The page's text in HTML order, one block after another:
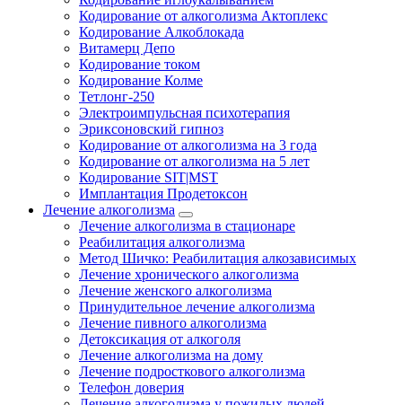
Кодирование от алкоголизма Актоплекс
Кодирование Алкоблокада
Витамерц Депо
Кодирование током
Кодирование Колме
Тетлонг-250
Электроимпульсная психотерапия
Эриксоновский гипноз
Кодирование от алкоголизма на 3 года
Кодирование от алкоголизма на 5 лет
Кодирование SIT|MST
Имплантация Продетоксон
Лечение алкоголизма
Лечение алкоголизма в стационаре
Реабилитация алкоголизма
Метод Шичко: Реабилитация алкозависимых
Лечение хронического алкоголизма
Лечение женского алкоголизма
Принудительное лечение алкоголизма
Лечение пивного алкоголизма
Детоксикация от алкоголя
Лечение алкоголизма на дому
Лечение подросткового алкоголизма
Телефон доверия